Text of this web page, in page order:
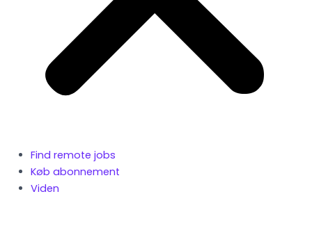
Find remote jobs
Køb abonnement
Viden